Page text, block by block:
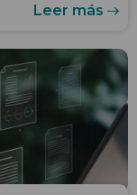
Leer más